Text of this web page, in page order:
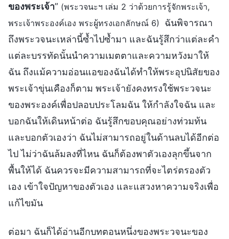
ของพระเจ้า” (พระวจนะฯ เล่ม 2 ว่าด้วยการรู้จักพระเจ้า,
พระเจ้าพระองค์เอง พระผู้ทรงเอกลักษณ์ 6)
ฉันพิจารณา
ถึงพระวจนะเหล่านี้ซ้ำไปซ้ำมา และฉันรู้สึกว่าแต่ละคำ
แต่ละบรรทัดนั้นนำความเมตตาและความหวังมาให้
ฉัน ถึงแม้ความอ่อนแอของฉันได้ทำให้พระอุปนิสัยของ
พระเจ้าขุ่นเคืองก็ตาม พระเจ้ายังคงทรงใช้พระวจนะ
ของพระองค์เพื่อปลอบประโลมฉัน ให้กำลังใจฉัน และ
บอกฉันให้เดินหน้าต่อ ฉันรู้สึกขอบคุณอย่างท่วมท้น
และบอกตัวเองว่า ฉันไม่สามารถอยู่ในด้านลบได้อีกต่อ
ไป ไม่ว่าฉันล้มลงที่ไหน ฉันก็ต้องพาตัวเองลุกขึ้นจาก
พื้นให้ได้ ฉันควรจะมีความสามารถที่จะไตร่ตรองตัว
เอง เข้าใจปัญหาของตัวเอง และแสวงหาความจริงเพื่อ
แก้ไขมัน
ต่อมา ฉันก็ได้อ่านอีกบทตอนหนึ่งของพระวจนะของ